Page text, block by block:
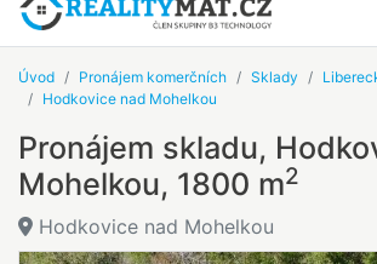
Úvod Pronájem komerčních Sklady
Hodkovice nad Mohelkou
Pronájem skladu,
Mohelkou, 1800 m2
Hodkovice nad Mohelkou